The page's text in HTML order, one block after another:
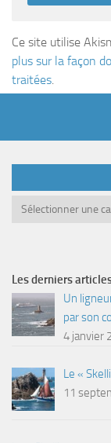
Ce site utilise
plus sur la façon
traitées.
Catégories
Les derniers
Un
par son
4 janvier
Le «
11